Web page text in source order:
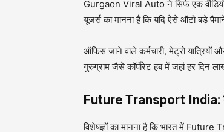
Gurgaon Viral Auto ने सिर्फ एक
यूजर्स का मानना है कि यदि ऐसे ऑटो बड़े
ऑफिस जाने वाले कर्मचारी, मेट्रो यात्रियों
गुरुग्राम जैसे कॉर्पोरेट हब में जहां हर दिन
Future Transport India:
विशेषज्ञों का मानना है कि भारत में